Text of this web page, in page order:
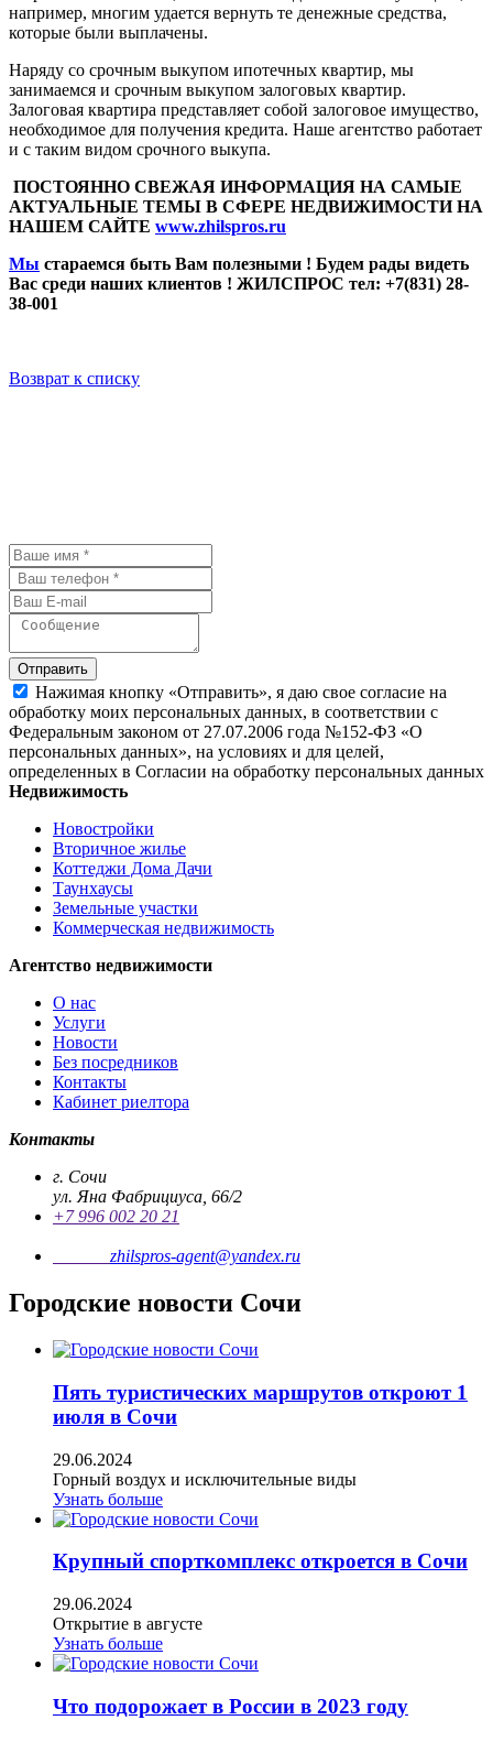
например, многим удается вернуть те денежные средства,
которые были выплачены.
Наряду со срочным выкупом ипотечных квартир, мы
занимаемся и срочным выкупом залоговых квартир.
Залоговая квартира представляет собой залоговое имущество,
необходимое для получения кредита. Наше агентство работает
и с таким видом срочного выкупа.
ПОСТОЯННО СВЕЖАЯ ИНФОРМАЦИЯ НА САМЫЕ
АКТУАЛЬНЫЕ ТЕМЫ В СФЕРЕ НЕДВИЖИМОСТИ НА
НАШЕМ САЙТЕ www.zhilspros.ru
Мы стараемся быть Вам полезными ! Будем рады видеть
Вас среди наших клиентов ! ЖИЛСПРОС тел: +7(831) 28-
38-001
Возврат к списку
Отправить
Нажимая кнопку «Отправить», я даю свое согласие на
обработку моих персональных данных, в соответствии с
Федеральным законом от 27.07.2006 года №152-ФЗ «О
персональных данных», на условиях и для целей,
определенных в Согласии на обработку персональных данных
Недвижимость
Новостройки
Вторичное жилье
Коттеджи Дома Дачи
Таунхаусы
Земельные участки
Коммерческая недвижимость
Агентство недвижимости
О нас
Услуги
Новости
Без посредников
Контакты
Кабинет риелтора
Контакты
г. Сочи
ул. Яна Фабрициуса, 66/2
+7 996 002 20 21
zhilspros-agent@yandex.ru
Городские новости Сочи
Пять туристических маршрутов откроют 1
июля в Сочи
29.06.2024
Горный воздух и исключительные виды
Узнать больше
Крупный спорткомплекс откроется в Сочи
29.06.2024
Открытие в августе
Узнать больше
Что подорожает в России в 2023 году